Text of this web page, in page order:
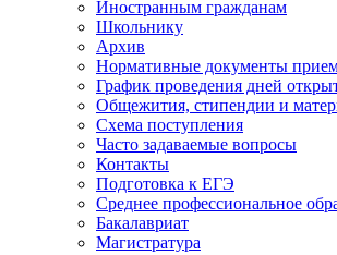
Иностранным гражданам
Школьнику
Архив
Нормативные документы
График проведения дней
Общежития, стипендии и
Схема поступления
Часто задаваемые вопросы
Контакты
Подготовка к ЕГЭ
Среднее профессиональное
Бакалавриат
Магистратура